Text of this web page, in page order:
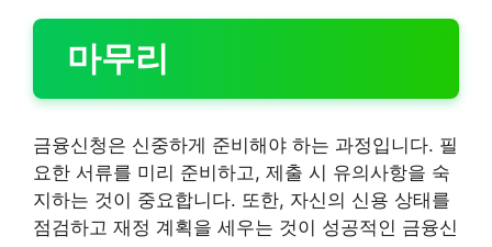
마무리
금융신청은 신중하게 준비해야 하는 과정입니다. 필
요한 서류를 미리 준비하고, 제출 시 유의사항을 숙
지하는 것이 중요합니다. 또한, 자신의 신용 상태를
점검하고 재정 계획을 세우는 것이 성공적인 금융신